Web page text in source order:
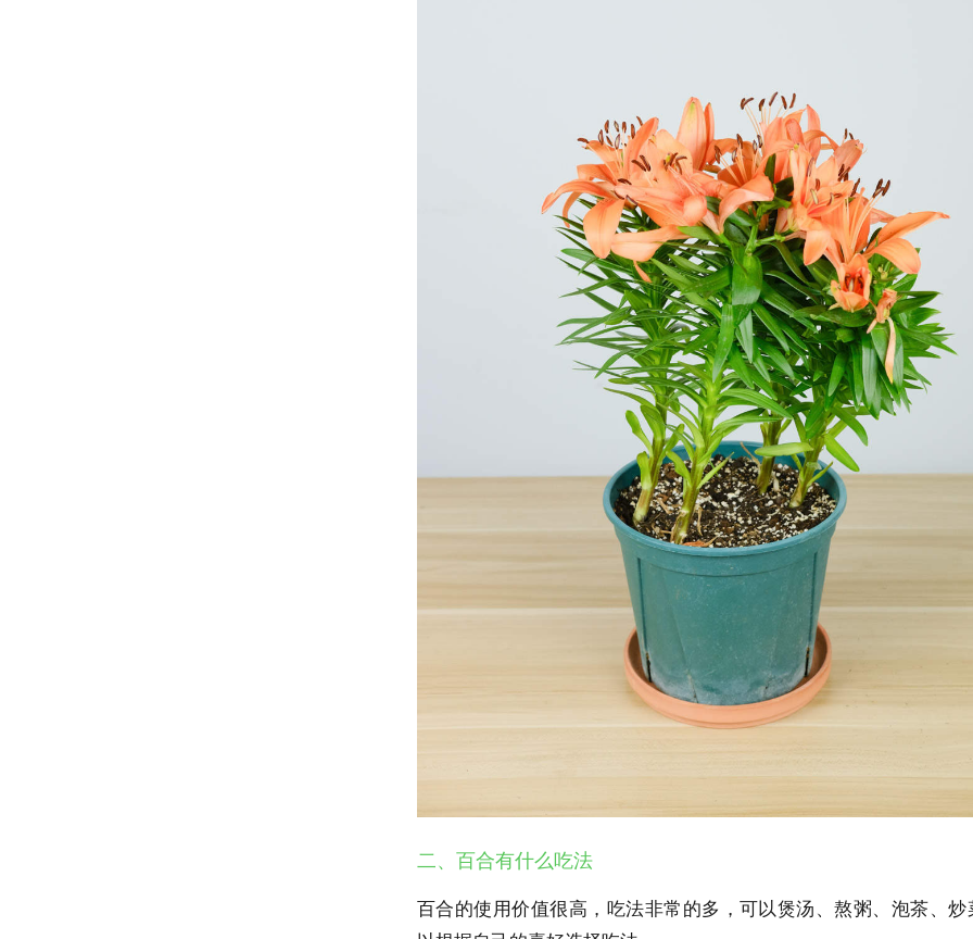
二、百合有什么吃法
百合的使用价值很高，吃法非常的多，可以煲汤、熬粥、泡茶、炒